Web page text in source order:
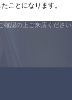
確認の上ご来店くださ
ことになります。